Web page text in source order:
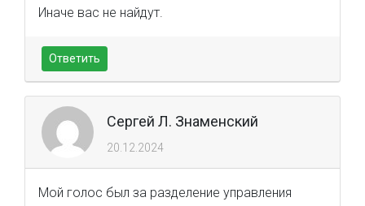
Иначе вас не найдут.
Ответить
Сергей Л. Знаменский
20.12.2024
Мой голос был за разделение управления